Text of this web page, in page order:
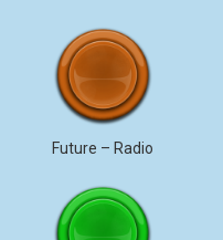
Future – Radio